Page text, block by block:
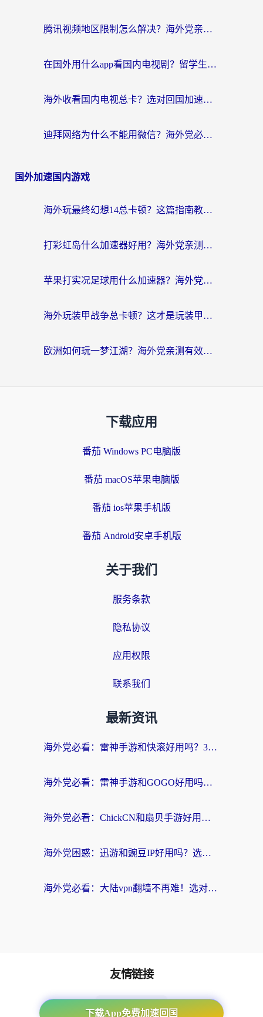
腾讯视频地区限制怎么解决？海外党亲测有效的回国加速器选择指南
在国外用什么app看国内电视剧？留学生亲测有效的回国加速方案
海外收看国内电视总卡？选对回国加速器，让你流畅追《狂飙》《长相思》
迪拜网络为什么不能用微信？海外党必看的回国加速解决方案
国外加速国内游戏
海外玩最终幻想14总卡顿？这篇指南教你选对加速器（附非洲美国玩家实测）
打彩虹岛什么加速器好用？海外党亲测的国服游戏加速终极指南
苹果打实况足球用什么加速器？海外党亲测有效的国服游戏加速指南
海外玩装甲战争总卡顿？这才是玩装甲战争最好的加速器（附马来西亚玩重装上阵攻略）
欧洲如何玩一梦江湖？海外党亲测有效的国服游戏加速指南
下载应用
番茄 Windows PC电脑版
番茄 macOS苹果电脑版
番茄 ios苹果手机版
番茄 Android安卓手机版
关于我们
服务条款
隐私协议
应用权限
联系我们
最新资讯
海外党必看：雷神手游和快滚好用吗？3步选对回国加速器无缝刷国内资源
海外党必看：雷神手游和GOGO好用吗？3步选对回国加速器，无缝刷剧玩原神
海外党必看：ChickCN和扇贝手游好用吗？3步选对回国加速器无缝刷国内资源
海外党困惑：迅游和豌豆IP好用吗？选对回国加速器，刷剧游戏再也不卡
海外党必看：大陆vpn翻墙不再难！选对加速器，无缝刷国内资源
下载App免费加速回国
友情链接
海外回国加速器